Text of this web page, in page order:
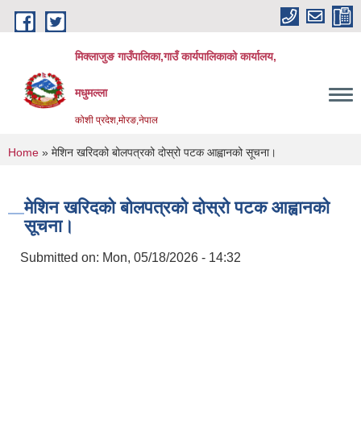
Skip to main content
मिक्लाजुङ गाउँपालिका,गाउँ कार्यपालिकाको कार्यालय,
मधुमल्ला
कोशी प्रदेश,मोरङ,नेपाल
You are here
Home » मेशिन खरिदको ‍बोलपत्रको दोस्रो पटक आह्वानको सूचना।
मेशिन खरिदको ‍बोलपत्रको दोस्रो पटक आह्वानको
सूचना।
Submitted on: Mon, 05/18/2026 - 14:32